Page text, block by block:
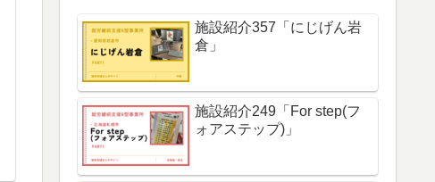
施設紹介357「にじげん岩
倉」
施設紹介249「For step(フ
ォアステップ)」